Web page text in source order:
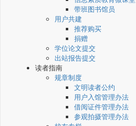
带班图书馆员
用户共建
推荐购买
捐赠
学位论文提交
出站报告提交
读者指南
规章制度
文明读者公约
用户入馆管理办法
借阅证件管理办法
参观拍摄管理办法